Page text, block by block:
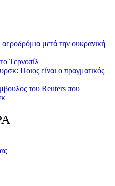
μετά την ουκρανική
Τερνοπίλ
Ποιος είναι ο πραγματικός
του Reuters που